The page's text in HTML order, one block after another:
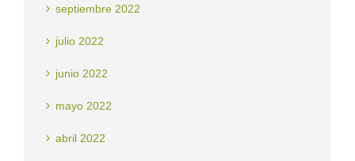
septiembre 2022
julio 2022
junio 2022
mayo 2022
abril 2022